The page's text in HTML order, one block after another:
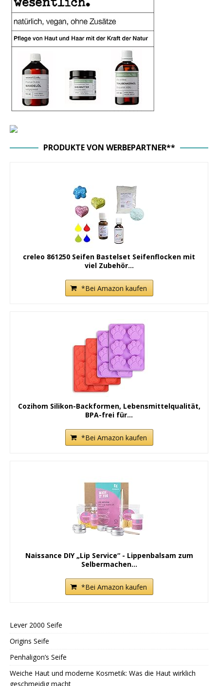
PRODUKTE VON WERBEPARTNER**
creleo 861250 Seifen Bastelset Seifenflocken mit
viel Zubehör...
*Bei Amazon kaufen
Cozihom Silikon-Backformen, Lebensmittelqualität,
BPA-frei für...
*Bei Amazon kaufen
Naissance DIY „Lip Service“ - Lippenbalsam zum
Selbermachen...
*Bei Amazon kaufen
Lever 2000 Seife
Origins Seife
Penhaligon’s Seife
Weiche Haut und moderne Kosmetik: Was die Haut wirklich
geschmeidig macht